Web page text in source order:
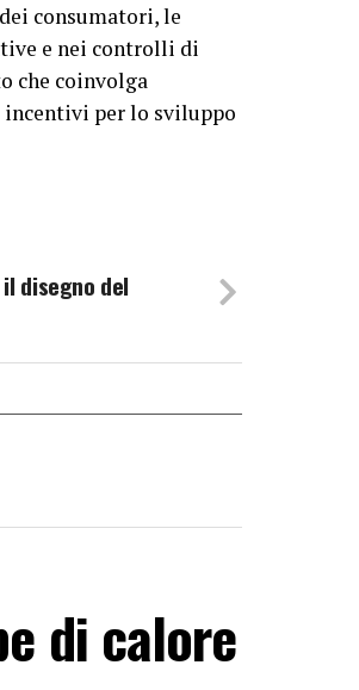
consumatori, le
e nei controlli di
che coinvolga
per lo sviluppo
disegno del
di calore